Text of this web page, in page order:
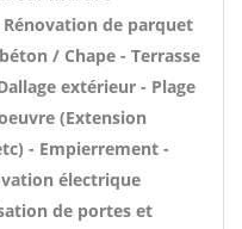
Rénovation de parquet
/ Chape - Terrasse
extérieur - Plage
(Extension
- Empierrement -
électrique
de portes et